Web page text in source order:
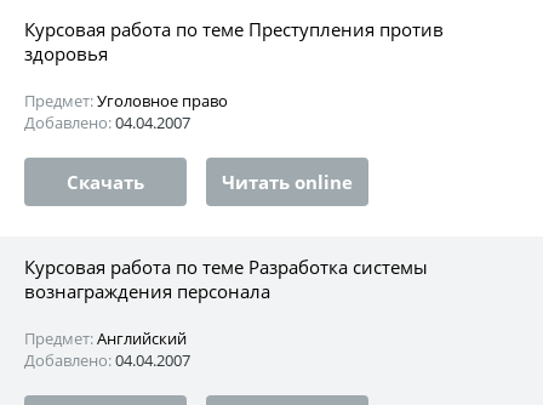
Курсовая работа по теме Преступления против
здоровья
Предмет:Уголовное право
Добавлено:04.04.2007
Скачать Читать online
Курсовая работа по теме Разработка системы
вознаграждения персонала
Предмет:Английский
Добавлено:04.04.2007